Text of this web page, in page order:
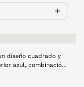
diseño cuadrado y
azul, combinación